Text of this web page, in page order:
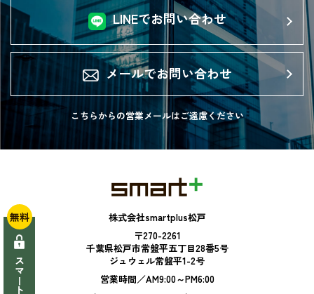
LINEでお問い合わせ
メールでお問い合わせ
こちらからの営業メールはご遠慮ください
株式会社smartplus松戸
〒270-2261
千葉県松戸市常盤平五丁目28番5号
ジュウェル常盤平1-2号
営業時間／AM9:00～PM6:00
無料